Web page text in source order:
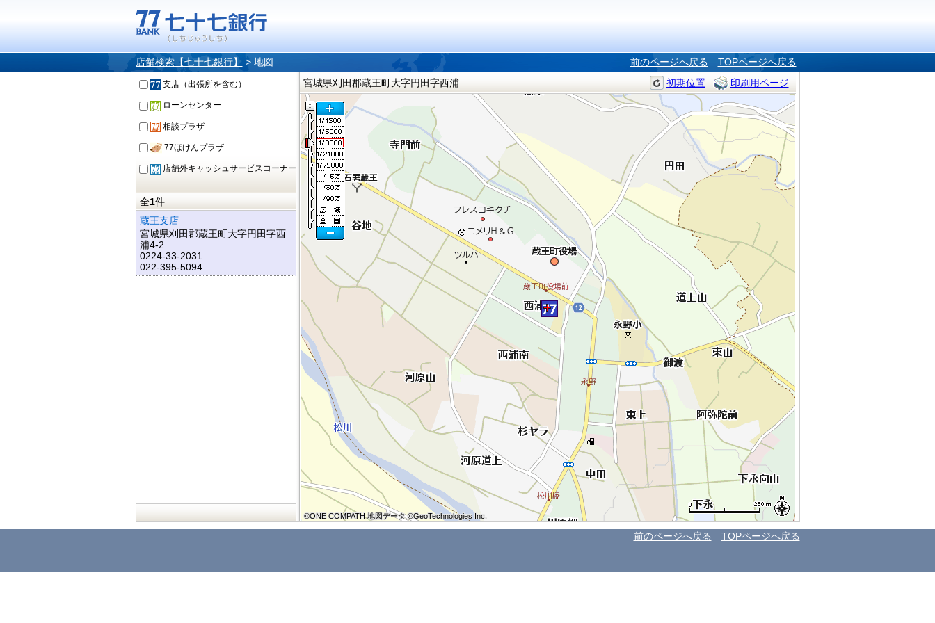
店舗検索【七十七銀行】 > 地図 前のページへ戻る TOPページへ戻る
支店（出張所を含む）
ローンセンター
相談プラザ
77ほけんプラザ
店舗外キャッシュサービスコーナー
全1件
蔵王支店
宮城県刈田郡蔵王町大字円田字西
浦4-2
0224-33-2031
022-395-5094
宮城県刈田郡蔵王町大字円田字西浦 初期位置 印刷用ページ
©ONE COMPATH 地図データ ©GeoTechnologies Inc.
©ONE COMPATH 地図データ ©GeoTechnologies Inc.
©ONE COMPATH 地図データ ©GeoTechnologies Inc.
©ONE COMPATH 地図データ ©GeoTechnologies Inc.
©ONE COMPATH 地図データ ©GeoTechnologies Inc.
©ONE COMPATH 地図データ ©GeoTechnologies Inc.
©ONE COMPATH 地図データ ©GeoTechnologies Inc.
©ONE COMPATH 地図データ ©GeoTechnologies Inc.
©ONE COMPATH 地図データ ©GeoTechnologies Inc.
前のページへ戻る TOPページへ戻る